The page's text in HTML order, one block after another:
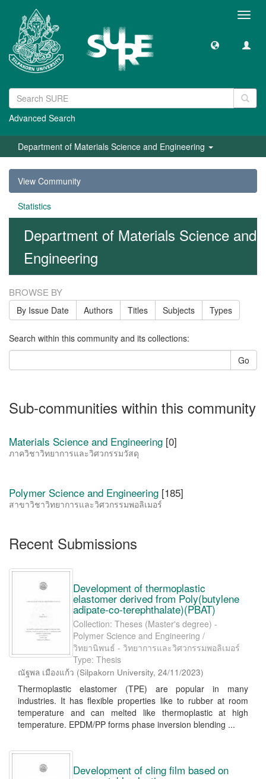
Advanced Search
Department of Materials Science and Engineering
View Community
Statistics
Department of Materials Science and
Engineering
BROWSE BY
By Issue Date Authors Titles Subjects Types
Search within this community and its collections:
Go
Sub-communities within this community
Materials Science and Engineering [0]
ภาควิชาวิทยาการและวิศวกรรมวัสดุ
Polymer Science and Engineering [185]
สาขาวิชาวิทยาการและวิศวกรรมพอลิเมอร์
Recent Submissions
Development of thermoplastic
elastomer derived from Poly(butylene
adipate-co-terephthalate)(PBAT)
Collection: Theses (Master's degree) -
Polymer Science and Engineering /
วิทยานิพนธ์ - วิทยาการและวิศวกรรมพอลิเมอร์
Type: Thesis
ณัฐพล เมืองแก้ว (Silpakorn University, 24/11/2023)
Thermoplastic elastomer (TPE) are popular in many
industries. It has flexible properties like to rubber at room
temperature and can melted like thermoplastic at high
temperature. EPDM/PP forms phase inversion blending ...
Development of cling film based on